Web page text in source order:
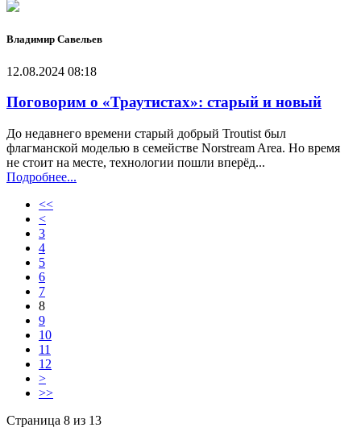
Владимир Савельев
12.08.2024 08:18
Поговорим о «Траутистах»: старый и новый
До недавнего времени старый добрый Troutist был
флагманской моделью в семействе Norstream Area. Но время
не стоит на месте, технологии пошли вперёд...
Подробнее...
<<
<
3
4
5
6
7
8
9
10
11
12
>
>>
Страница 8 из 13